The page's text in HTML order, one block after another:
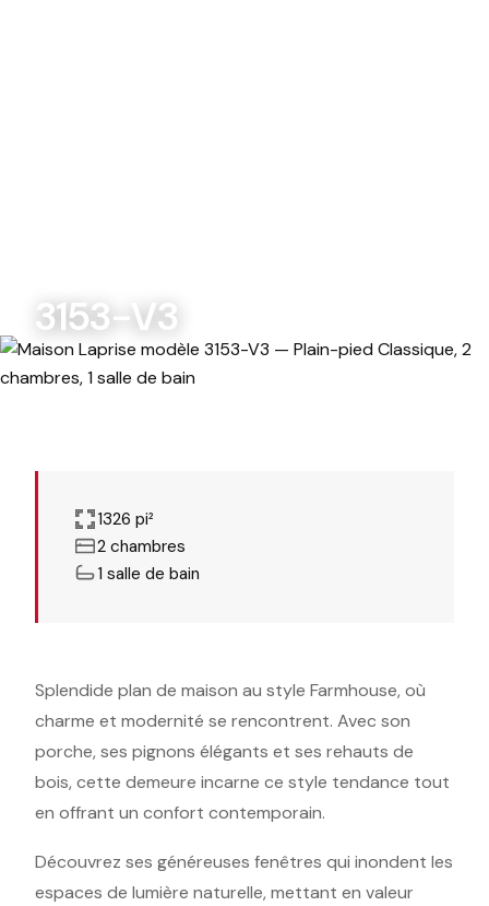
3153-V3
1326 pi²
2 chambres
1 salle de bain
Splendide plan de maison au style Farmhouse, où
charme et modernité se rencontrent. Avec son
porche, ses pignons élégants et ses rehauts de
bois, cette demeure incarne ce style tendance tout
en offrant un confort contemporain.
Découvrez ses généreuses fenêtres qui inondent les
espaces de lumière naturelle, mettant en valeur